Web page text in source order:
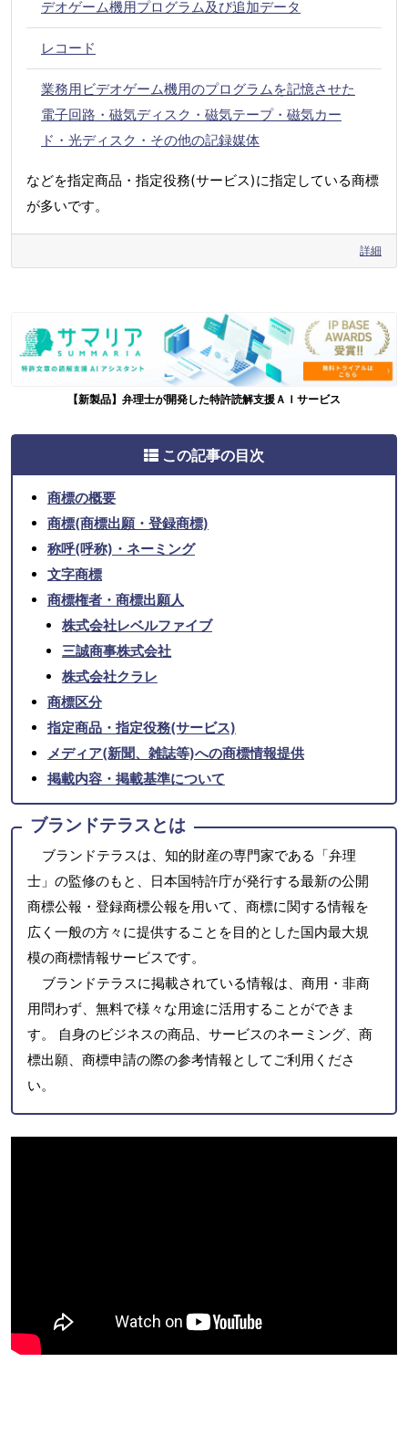
デオゲーム機用プログラム及び追加データ
レコード
業務用ビデオゲーム機用のプログラムを記憶させた
電子回路・磁気ディスク・磁気テープ・磁気カー
ド・光ディスク・その他の記録媒体
などを指定商品・指定役務(サービス)に指定している商標
が多いです。
詳細
【新製品】弁理士が開発した特許読解支援ＡＩサービス
この記事の目次
商標の概要
商標(商標出願・登録商標)
称呼(呼称)・ネーミング
文字商標
商標権者・商標出願人
株式会社レベルファイブ
三誠商事株式会社
株式会社クラレ
商標区分
指定商品・指定役務(サービス)
メディア(新聞、雑誌等)への商標情報提供
掲載内容・掲載基準について
ブランドテラスとは
ブランドテラスは、知的財産の専門家である「弁理
士」の監修のもと、日本国特許庁が発行する最新の公開
商標公報・登録商標公報を用いて、商標に関する情報を
広く一般の方々に提供することを目的とした国内最大規
模の商標情報サービスです。
ブランドテラスに掲載されている情報は、商用・非商
用問わず、無料で様々な用途に活用することができま
す。 自身のビジネスの商品、サービスのネーミング、商
標出願、商標申請の際の参考情報としてご利用くださ
い。